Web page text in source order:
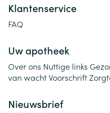
Klantenservice
FAQ
Uw apotheek
Over ons Nuttige links
van wachtVoorschrift
Nieuwsbrief